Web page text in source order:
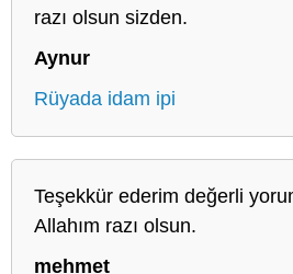
razı olsun sizden.
Aynur
Rüyada idam ipi
Teşekkür ederim değerli
Allahım razı olsun.
mehmet